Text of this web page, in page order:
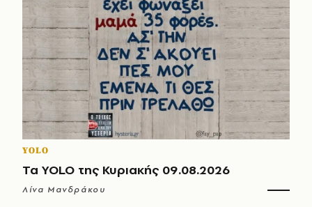
YOLO
Τα YOLO της Κυριακής 09.08.2026
Λίνα Μανδράκου